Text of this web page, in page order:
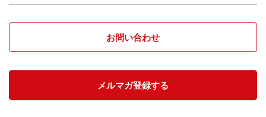
お問い合わせ
メルマガ登録する